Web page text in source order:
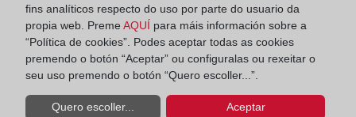
Datos de contacto:
(96) 144 44 31
Datos del Registrador:
fins analíticos respecto do uso por parte do usuario da
propia web. Preme AQUÍ para máis información sobre a
“Política de cookies”. Podes aceptar todas as cookies
premendo o botón “Aceptar” ou configuralas ou rexeitar o
seu uso premendo o botón “Quero escoller...”.
Quero escoller... Aceptar